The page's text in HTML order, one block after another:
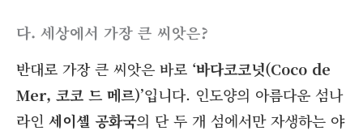
다. 세상에서 가장 큰 씨앗은?
반대로 가장 큰 씨앗은 바로 ‘바다코코넛(Coco de
Mer, 코코 드 메르)’입니다. 인도양의 아름다운 섬나
라인 세이셸 공화국의 단 두 개 섬에서만 자생하는 야